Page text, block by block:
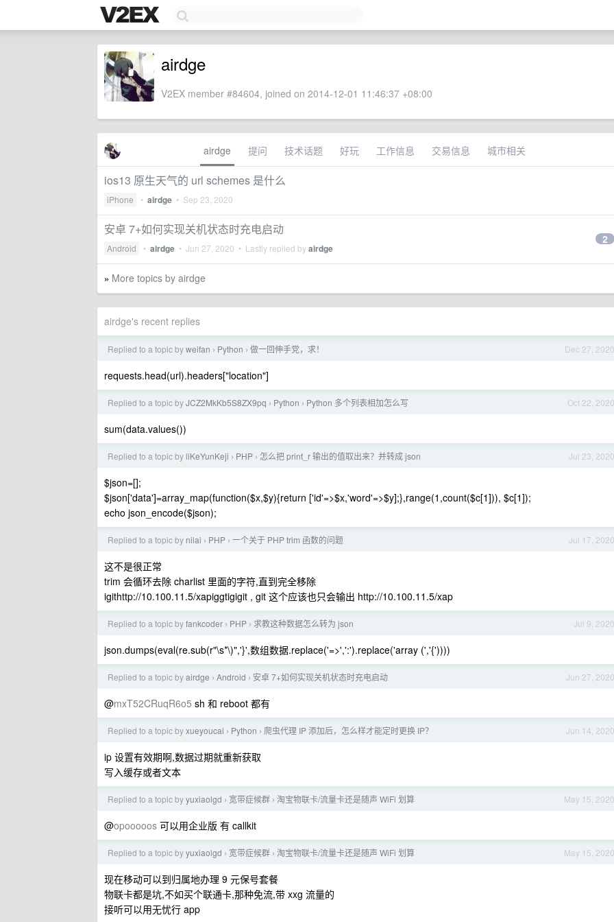
airdge
V2EX member #84604, joined on 2014-12-01 11:46:37 +08:00
airdge 提问 技术话题 好玩 工作信息 交易信息 城市相关
ios13 原生天气的 url schemes 是什么
iPhone • airdge • Sep 23, 2020
安卓 7+如何实现关机状态时充电启动
Android • airdge • Jun 27, 2020 • Lastly replied byairdge
2
» More topics by airdge
airdge's recent replies
Dec 27, 2020
Replied to a topic byweifan › Python › 做一回伸手党，求！
requests.head(url).headers["location"]
Oct 22, 2020
Replied to a topic byJCZ2MkKb5S8ZX9pq › Python › Python 多个列表相加怎么写
sum(data.values())
Jul 23, 2020
Replied to a topic by liKeYunKeji › PHP › 怎么把 print_r 输出的值取出来？并转成 json
$json=[];
$json['data']=array_map(function($x,$y){return ['id'=>$x,'word'=>$y];},range(1,count($c[1])), $c[1]);
echo json_encode($json);
Jul 17, 2020
Replied to a topic by nilai › PHP › 一个关于 PHP trim 函数的问题
这不是很正常
trim 会循环去除 charlist 里面的字符,直到完全移除
igithttp://10.100.11.5/xapiggtigigit , git 这个应该也只会输出 http://10.100.11.5/xap
Jul 9, 2020
Replied to a topic byfankcoder › PHP › 求教这种数据怎么转为 json
json.dumps(eval(re.sub(r"\s*\)",'}',数组数据.replace('=>',':').replace('array (','{'))))
Jun 27, 2020
Replied to a topic byairdge › Android › 安卓 7+如何实现关机状态时充电启动
@mxT52CRuqR6o5 sh 和 reboot 都有
Jun 14, 2020
Replied to a topic byxueyoucai › Python › 爬虫代理 IP 添加后，怎么样才能定时更换 IP？
ip 设置有效期啊,数据过期就重新获取
写入缓存或者文本
May 15, 2020
Replied to a topic byyuxiaolgd › 宽带症候群 › 淘宝物联卡/流量卡还是随声 WiFi 划算
@opooooos 可以用企业版 有 callkit
May 15, 2020
Replied to a topic byyuxiaolgd › 宽带症候群 › 淘宝物联卡/流量卡还是随声 WiFi 划算
现在移动可以到归属地办理 9 元保号套餐
物联卡都是坑,不如买个联通卡,那种免流,带 xxg 流量的
接听可以用无忧行 app